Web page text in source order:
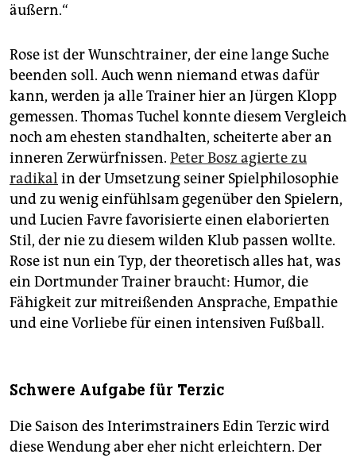
äußern.“
Rose ist der Wunschtrainer, der eine lange Suche
beenden soll. Auch wenn niemand etwas dafür
kann, werden ja alle Trainer hier an Jürgen Klopp
gemessen. Thomas Tuchel konnte diesem Vergleich
noch am ehesten standhalten, scheiterte aber an
inneren Zerwürfnissen. Peter Bosz agierte zu
radikal in der Umsetzung seiner Spielphilosophie
und zu wenig einfühlsam gegenüber den Spielern,
und Lucien Favre favorisierte einen elaborierten
Stil, der nie zu diesem wilden Klub passen wollte.
Rose ist nun ein Typ, der theoretisch alles hat, was
ein Dortmunder Trainer braucht: Humor, die
Fähigkeit zur mitreißenden Ansprache, Empathie
und eine Vorliebe für einen intensiven Fußball.
Schwere Aufgabe für Terzic
Die Saison des Interimstrainers Edin Terzic wird
diese Wendung aber eher nicht erleichtern. Der